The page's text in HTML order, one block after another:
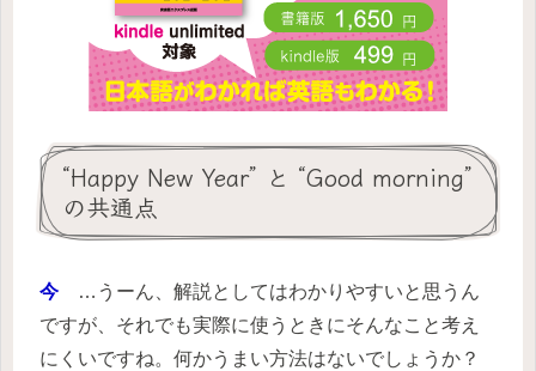
“Happy New Year” と “Good morning”
の共通点
今 …うーん、解説としてはわかりやすいと思うん
ですが、それでも実際に使うときにそんなこと考え
にくいですね。何かうまい方法はないでしょうか？